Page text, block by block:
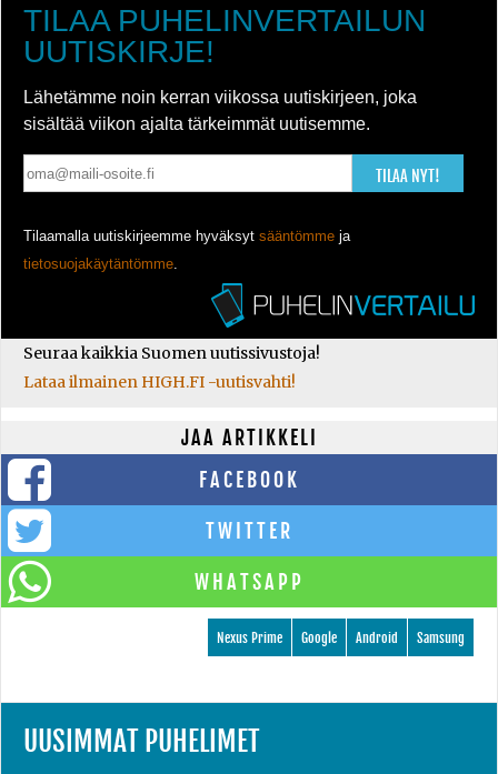
TILAA PUHELINVERTAILUN
UUTISKIRJE!
Lähetämme noin kerran viikossa uutiskirjeen, joka
sisältää viikon ajalta tärkeimmät uutisemme.
TILAA NYT!
Tilaamalla uutiskirjeemme hyväksyt sääntömme ja
tietosuojakäytäntömme.
Seuraa kaikkia Suomen uutissivustoja!
Lataa ilmainen HIGH.FI -uutisvahti!
JAA ARTIKKELI
FACEBOOK
TWITTER
WHATSAPP
Samsung
Android
Google
Nexus Prime
UUSIMMAT PUHELIMET